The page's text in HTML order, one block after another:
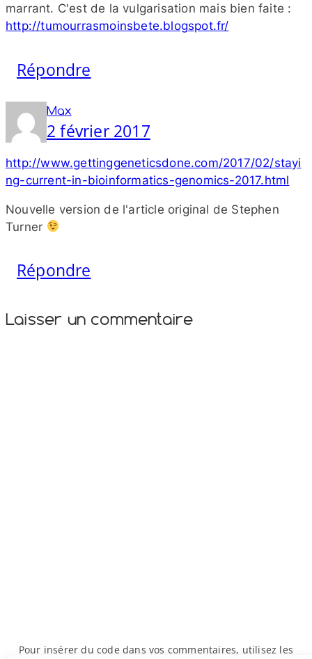
marrant. C'est de la vulgarisation mais bien faite :
http://​tumourrasmoinsbete​.blogspot​.fr/
Répondre
Max
2 février 2017
http://​www​.gettinggeneticsdone​.com/​2​0​1​7​/​0​2​/​s​t​a​y​i​
n​g​-​c​u​r​r​e​n​t​-​i​n​-​b​i​o​i​n​f​o​r​m​a​t​i​c​s​-​g​e​n​o​m​i​c​s​-​2​0​1​7​.​h​tml
Nouvelle version de l'article original de Stephen
Turner
Répondre
Laisser un commentaire
Pour insérer du code dans vos commentaires, utilisez les